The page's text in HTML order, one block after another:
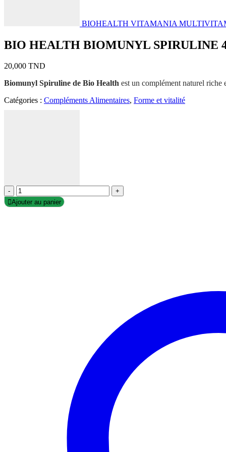
BIOHEALTH VITAMANIA
BIO HEALTH BIOMUNYL SPIRULINE
20,000 TND
Biomunyl Spiruline de Bio Health est un complément naturel riche
Catégories : Compléments Alimentaires, Forme et vitalité
-
+
Ajouter au panier